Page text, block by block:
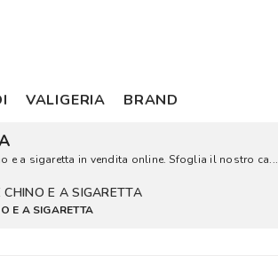
VALIGERIA BRAND
e a sigaretta in vendita online. Sfoglia il nostro ca...
CHINO E A SIGARETTA
E A SIGARETTA